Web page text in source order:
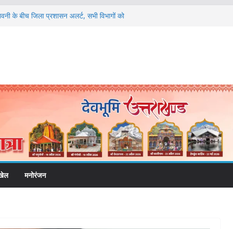
के बीच जिला प्रशासन अलर्ट, सभी विभागों को
एवं गुणवत्तापूर्ण निर्माण सुनिश्चित करने के
विश्वविद्यालय में अनुसंधान संरचना होगी सुदृढ
मनोरंजन